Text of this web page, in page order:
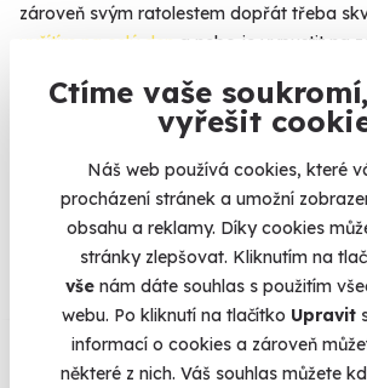
Ctíme vaše
vyřešit
Náš web používá cookies, které
procházení stránek a umožní
obsahu a reklamy. Díky cookies
stránky zlepšovat. Kliknutím na
vše nám dáte souhlas s použitím
webu. Po kliknutí na tlačítko Upravit
informací o cookies a zároveň
některé z nich. Váš souhlas můžete
zároveň svým ratolestem dopřát třeba
vyžítím na celý den
a nebo je vypustit na
s výhledem na soukromý rybníček.
heureka.cz máme
96% spokojenost
Co si o nás myslí